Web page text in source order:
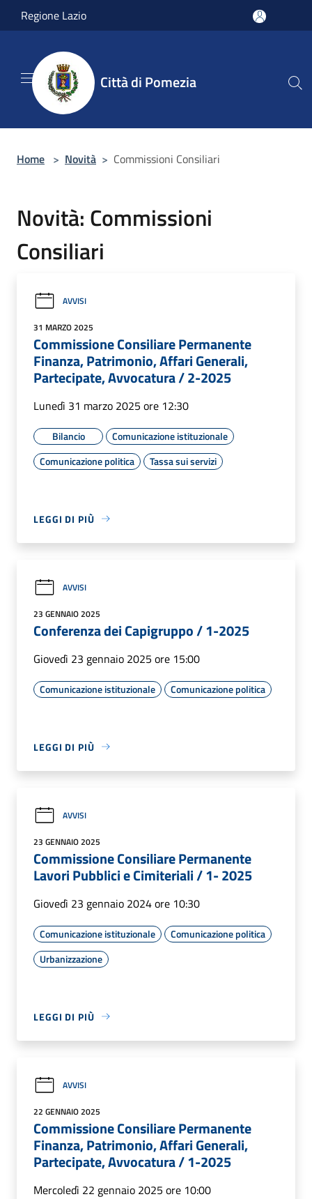
Salta al contenuto principale
Regione Lazio
Città di Pomezia
Home > Novità > Commissioni Consiliari
Novità: Commissioni
Consiliari
AVVISI
31 MARZO 2025
Commissione Consiliare Permanente
Finanza, Patrimonio, Affari Generali,
Partecipate, Avvocatura / 2-2025
Lunedì 31 marzo 2025 ore 12:30
Bilancio
Comunicazione istituzionale
Comunicazione politica
Tassa sui servizi
LEGGI DI PIÙ
AVVISI
23 GENNAIO 2025
Conferenza dei Capigruppo / 1-2025
Giovedì 23 gennaio 2025 ore 15:00
Comunicazione istituzionale Comunicazione politica
LEGGI DI PIÙ
AVVISI
23 GENNAIO 2025
Commissione Consiliare Permanente
Lavori Pubblici e Cimiteriali / 1- 2025
Giovedì 23 gennaio 2024 ore 10:30
Comunicazione istituzionale
Comunicazione politica
Urbanizzazione
LEGGI DI PIÙ
AVVISI
22 GENNAIO 2025
Commissione Consiliare Permanente
Finanza, Patrimonio, Affari Generali,
Partecipate, Avvocatura / 1-2025
Mercoledì 22 gennaio 2025 ore 10:00